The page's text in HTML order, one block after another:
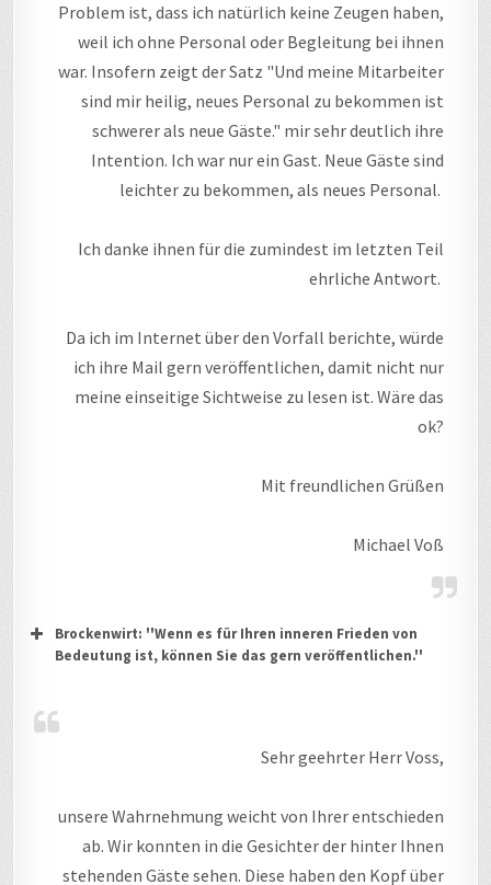
Problem ist, dass ich natürlich keine Zeugen haben,
weil ich ohne Personal oder Begleitung bei ihnen
war. Insofern zeigt der Satz "Und meine Mitarbeiter
sind mir heilig, neues Personal zu bekommen ist
schwerer als neue Gäste." mir sehr deutlich ihre
Intention. Ich war nur ein Gast. Neue Gäste sind
leichter zu bekommen, als neues Personal.
Ich danke ihnen für die zumindest im letzten Teil
ehrliche Antwort.
Da ich im Internet über den Vorfall berichte, würde
ich ihre Mail gern veröffentlichen, damit nicht nur
meine einseitige Sichtweise zu lesen ist. Wäre das
ok?
Mit freundlichen Grüßen
Michael Voß
Brockenwirt: ''Wenn es für Ihren inneren Frieden von
Bedeutung ist, können Sie das gern veröffentlichen.''
Sehr geehrter Herr Voss,
unsere Wahrnehmung weicht von Ihrer entschieden
ab. Wir konnten in die Gesichter der hinter Ihnen
stehenden Gäste sehen. Diese haben den Kopf über